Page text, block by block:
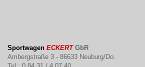
Sportwagen ECKERTGbR
Ambergstraße 3 - 86633 Neuburg/Do.